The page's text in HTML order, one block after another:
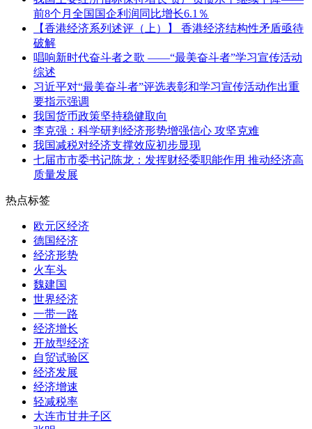
前8个月全国国企利润同比增长6.1％
【香港经济系列述评（上）】 香港经济结构性矛盾亟待
破解
唱响新时代奋斗者之歌 ——“最美奋斗者”学习宣传活动
综述
习近平对“最美奋斗者”评选表彰和学习宣传活动作出重
要指示强调
我国货币政策坚持稳健取向
李克强：科学研判经济形势增强信心 攻坚克难
我国减税对经济支撑效应初步显现
七届市市委书记陈龙：发挥财经委职能作用 推动经济高
质量发展
热点标签
欧元区经济
德国经济
经济形势
火车头
魏建国
世界经济
一带一路
经济增长
开放型经济
自贸试验区
经济发展
经济增速
轻减税率
大连市甘井子区